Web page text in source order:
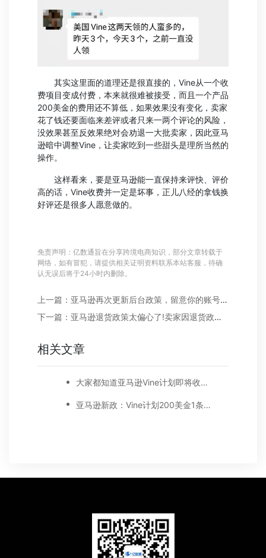
其实这里面的道理还是很直接的，Vine从一个收
费项目变成付费，本来就很难被接受，而且一个产品
200美金的费用还不算低，如果效果没有变化，卖家
花了钱还要面临来差评或者只来一两个评论的风险，
没效果甚至反效果绝对会劝退一大批卖家，因此亚马
逊暗中调整Vine，让卖家吃到一些甜头是理所当然的
操作。
这样看来，要是亚马逊能一直保持来评快、评价
高的话，Vine收费并一定是坏事，正儿八经的拿钱换
好评还是很多人愿意做的。
免责声明：亿数通旨在分享跨境电商知识，部分文章转载于
网络，如有冒犯，请提供相关证明资料联系本站客服，待确
认无误后将于24小时内删除。
上一篇：亚马逊再次更新后台政策，留意你的账号是否面临风险!
下一篇：亚马逊退货政策太偏心了!卖家因退货政策损失惨重，退出亚马逊……
相关文章
大家都知道亚马逊Vine计划即将收费，却看不到Vine计划带来的好处!
亚马逊新政：Vine计划200美金1条评论!卖家们会买账吗?